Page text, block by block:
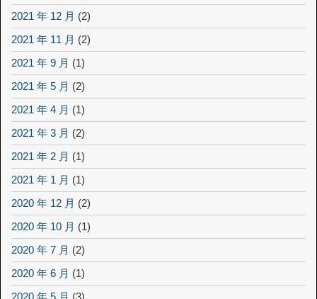
2021 年 12 月 (2)
2021 年 11 月 (2)
2021 年 9 月 (1)
2021 年 5 月 (2)
2021 年 4 月 (1)
2021 年 3 月 (2)
2021 年 2 月 (1)
2021 年 1 月 (1)
2020 年 12 月 (2)
2020 年 10 月 (1)
2020 年 7 月 (2)
2020 年 6 月 (1)